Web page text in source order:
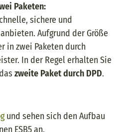
Paketen:
sichere und
Aufgrund der Größe
in zwei Paketen durch
In der Regel erhalten Sie
zweite Paket durch DPD.
und sehen sich den Aufbau
ESB5 an.